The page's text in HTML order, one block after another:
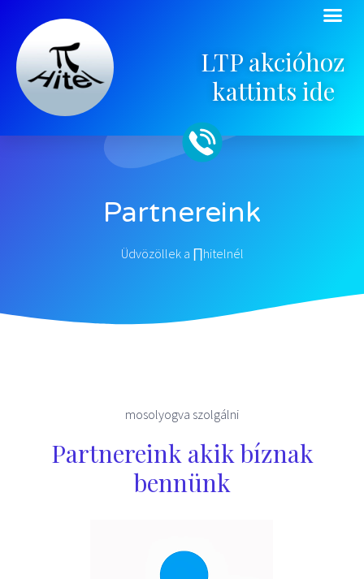
LTP akcióhoz
kattints ide
Partnereink
Üdvözöllek a ∏hitelnél
mosolyogva szolgálni
Partnereink akik bíznak
bennünk